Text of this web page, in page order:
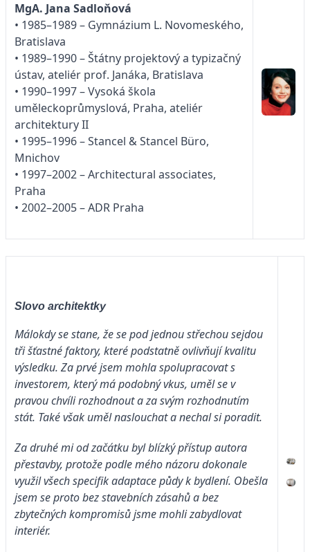
MgA. Jana Sadloňová
• 1985–1989 – Gymnázium L. Novomeského,
Bratislava
• 1989–1990 – Štátny projektový a typizačný
ústav, ateliér prof. Janáka, Bratislava
• 1990–1997 – Vysoká škola
uměleckoprůmyslová, Praha, ateliér
architektury II
• 1995–1996 – Stancel & Stancel Büro,
Mnichov
• 1997–2002 – Architectural associates,
Praha
• 2002–2005 – ADR Praha
Slovo architektky
Málokdy se stane, že se pod jednou střechou sejdou
tři šťastné faktory, které podstatně ovlivňují kvalitu
výsledku. Za prvé jsem mohla spolupracovat s
investorem, který má podobný vkus, uměl se v
pravou chvíli rozhodnout a za svým rozhodnutím
stát. Také však uměl naslouchat a nechal si poradit.
Za druhé mi od začátku byl blízký přístup autora
přestavby, protože podle mého názoru dokonale
využil všech specifik adaptace půdy k bydlení. Obešla
jsem se proto bez stavebních zásahů a bez
zbytečných kompromisů jsme mohli zabydlovat
interiér.